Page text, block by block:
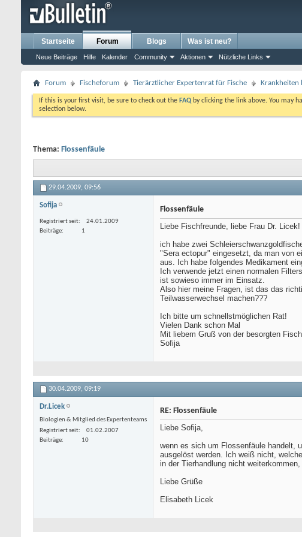
Startseite Forum
Neue Beiträge Hilfe Kalender Community Aktionen Nützliche Links
Blogs Was ist neu?
Forum Fischeforum Tierärztlicher Expertenrat für Fische Krankheiten
If this is your first visit, be sure to check out the FAQ by clicking the link above. You may
selection below.
Thema: Flossenfäule
29.04.2009, 09:56
Sofija
Registriert seit
24.01.2009
Beiträge
1
Flossenfäule
Liebe Fischfreunde, liebe Frau Dr. Licek!
ich habe zwei
"Sera ectopur" eingesetzt, da man von
aus. Ich habe folgendes Medikament
Ich verwende jetzt einen normalen
ist sowieso immer im Einsatz.
Also hier meine Fragen, ist das das
Teilwasserwechsel machen???
Ich bitte um schnellstmöglichen Rat!
Vielen Dank schon Mal
Mit liebem Gruß von der besorgten
Sofija
30.04.2009, 09:19
Dr.Licek
Biologien & Mitglied des Expertenteams
Registriert seit
01.02.2007
Beiträge
10
RE: Flossenfäule
Liebe Sofija,
wenn es sich um Flossenfäule handelt,
ausgelöst werden. Ich weiß nicht,
in der Tierhandlung nicht
Liebe Grüße
Elisabeth Licek